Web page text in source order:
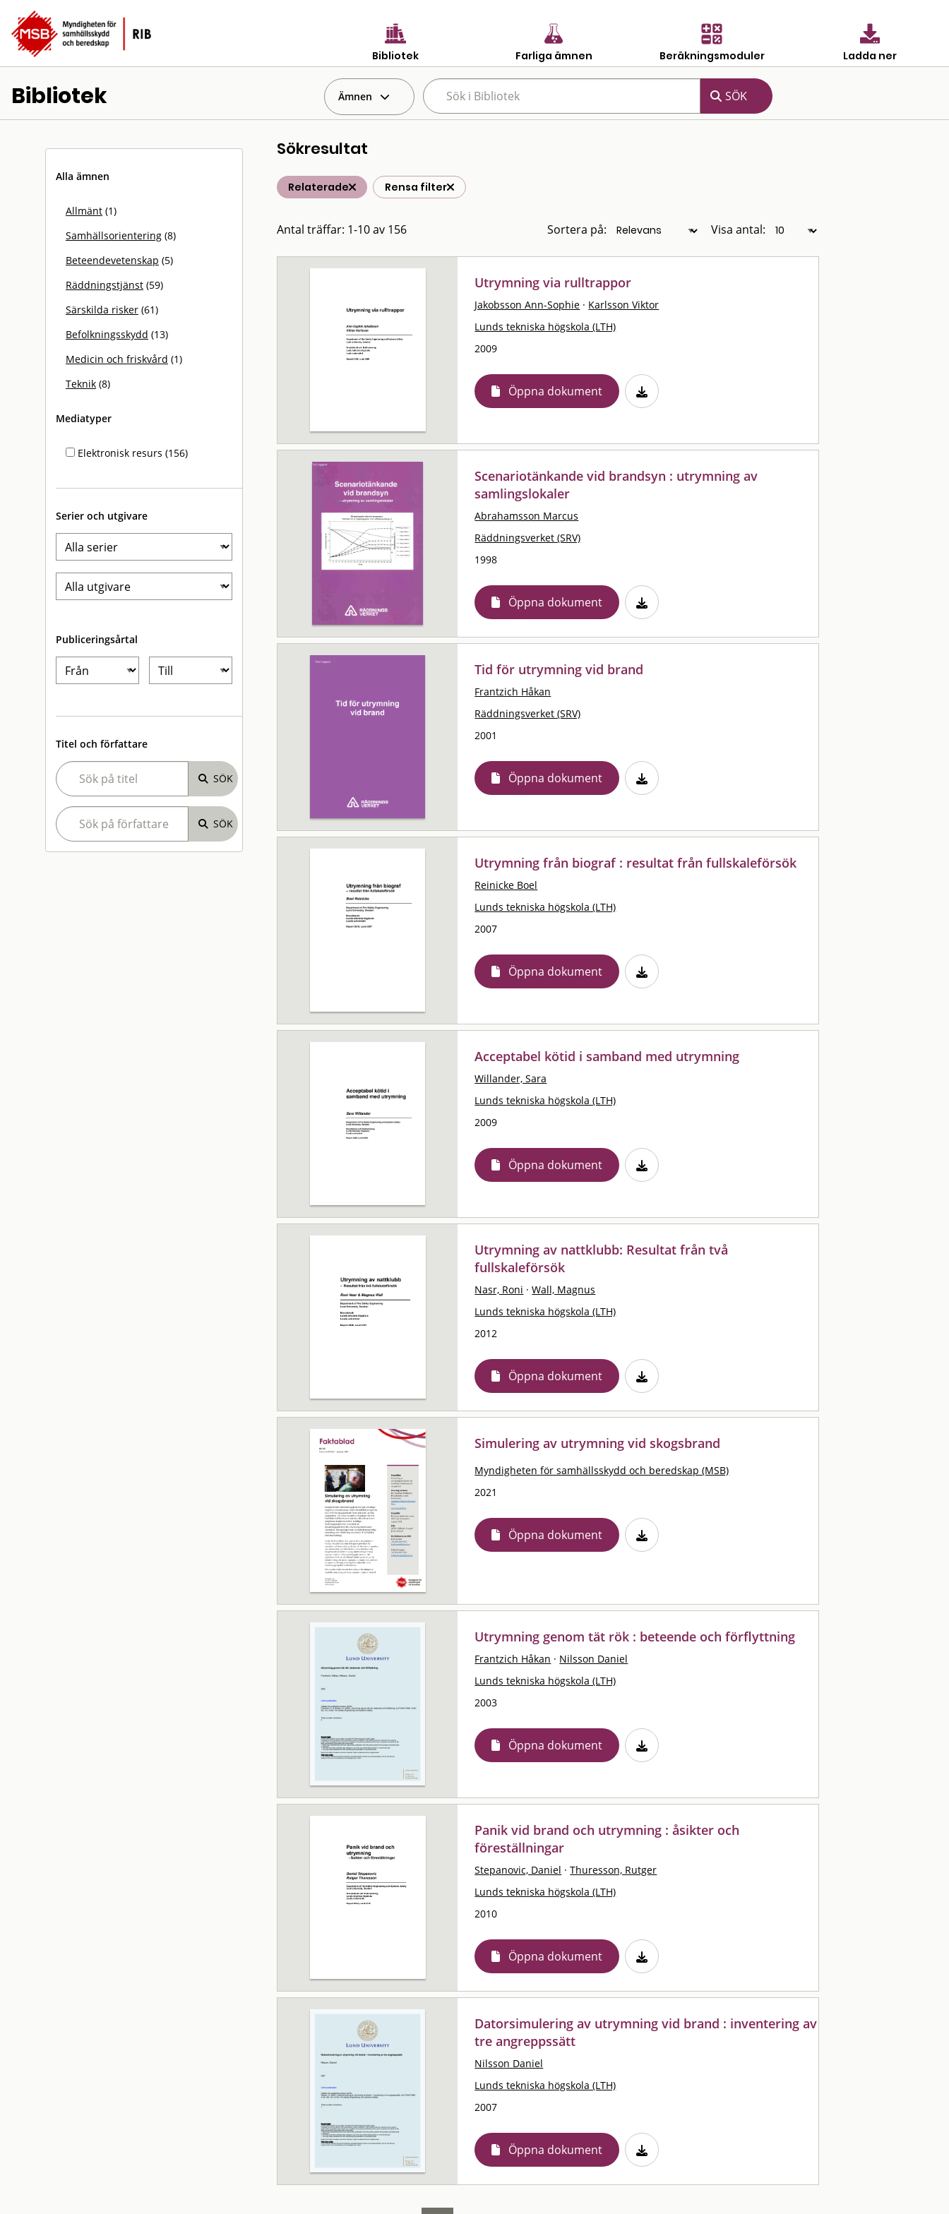
Bibliotek Farliga ämnen Beräkningsmoduler Ladda ner
Bibliotek Ämnen
Alla ämnen
Allmänt (1)
Samhällsorientering (8)
Beteendevetenskap (5)
Räddningstjänst (59)
Särskilda risker (61)
Befolkningsskydd (13)
Medicin och friskvård (1)
Teknik (8)
Mediatyper
Elektronisk resurs (156)
Serier och utgivare
Publiceringsårtal
Titel och författare
Sökresultat
Relaterade Rensa filter
Antal träffar: 1-10 av 156 Sortera på: Visa antal:
Utrymning via rulltrappor
Jakobsson Ann-Sophie · Karlsson Viktor
Lunds tekniska högskola (LTH)
2009
Öppna dokument
Scenariotänkande vid brandsyn : utrymning av
samlingslokaler
Abrahamsson Marcus
Räddningsverket (SRV)
1998
Öppna dokument
Tid för utrymning vid brand
Frantzich Håkan
Räddningsverket (SRV)
2001
Öppna dokument
Utrymning från biograf : resultat från fullskaleförsök
Reinicke Boel
Lunds tekniska högskola (LTH)
2007
Öppna dokument
Acceptabel kötid i samband med utrymning
Willander, Sara
Lunds tekniska högskola (LTH)
2009
Öppna dokument
Utrymning av nattklubb: Resultat från två
fullskaleförsök
Nasr, Roni · Wall, Magnus
Lunds tekniska högskola (LTH)
2012
Öppna dokument
Simulering av utrymning vid skogsbrand
Myndigheten för samhällsskydd och beredskap (MSB)
2021
Öppna dokument
Utrymning genom tät rök : beteende och förflyttning
Frantzich Håkan · Nilsson Daniel
Lunds tekniska högskola (LTH)
2003
Öppna dokument
Panik vid brand och utrymning : åsikter och
föreställningar
Stepanovic, Daniel · Thuresson, Rutger
Lunds tekniska högskola (LTH)
2010
Öppna dokument
Datorsimulering av utrymning vid brand : inventering av
tre angreppssätt
Nilsson Daniel
Lunds tekniska högskola (LTH)
2007
Öppna dokument